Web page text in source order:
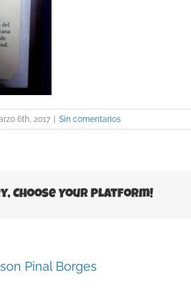
6th, 2017 | Sin comentarios
Choose Your Platform!
Pinal Borges